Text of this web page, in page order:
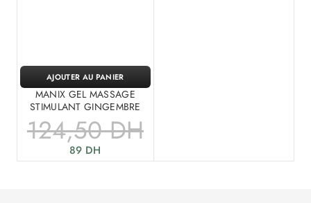
MANIX GEL MASSAGE
STIMULANT GINGEMBRE
124,50DH
89 DH
AJOUTER AU PANIER